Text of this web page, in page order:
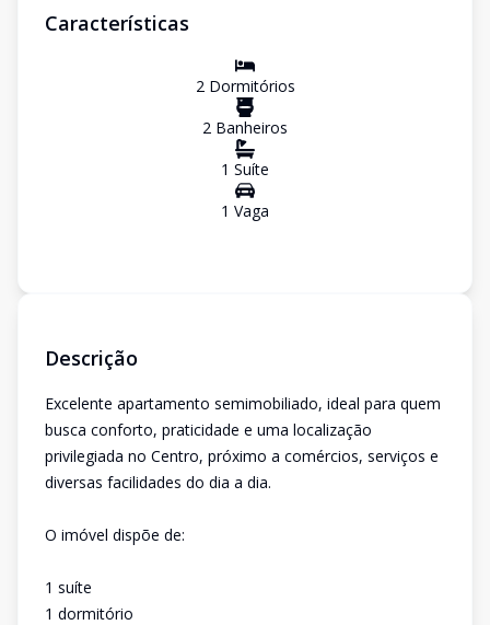
Características
2Dormitórios
2 Banheiros
1 Suíte
1 Vaga
Descrição
Excelente apartamento semimobiliado, ideal para quem
busca conforto, praticidade e uma localização
privilegiada no Centro, próximo a comércios, serviços e
diversas facilidades do dia a dia.
O imóvel dispõe de:
1 suíte
1 dormitório